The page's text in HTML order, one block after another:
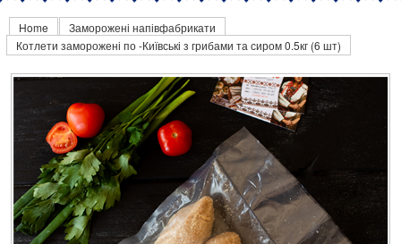
Home
Заморожені напівфабрикати
Котлети заморожені по -Київські з грибами та сиром 0.5кг (6 шт)